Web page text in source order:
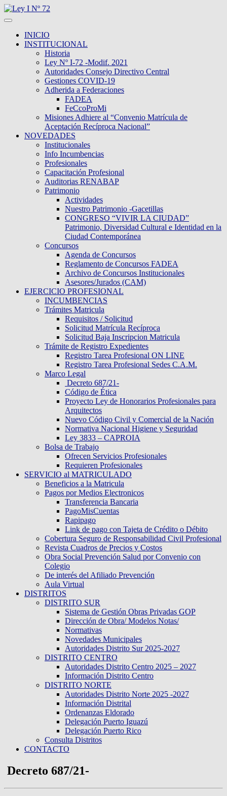
INICIO
INSTITUCIONAL
Historia
Ley Nº I-72 -Modif. 2021
Autoridades Consejo Directivo Central
Gestiones COVID-19
Adherida a Federaciones
FADEA
FeCcoProMi
Misiones Adhiere al “Convenio Matrícula de
Aceptación Recíproca Nacional”
NOVEDADES
Institucionales
Info Incumbencias
Profesionales
Capacitación Profesional
Auditorias RENABAP
Patrimonio
Actividades
Nuestro Patrimonio -Gacetillas
CONGRESO “VIVIR LA CIUDAD”
Patrimonio, Diversidad Cultural e Identidad en la
Ciudad Contemporánea
Concursos
Agenda de Concursos
Reglamento de Concursos FADEA
Archivo de Concursos Institucionales
Asesores/Jurados (CAM)
EJERCICIO PROFESIONAL
INCUMBENCIAS
Trámites Matricula
Requisitos / Solicitud
Solicitud Matrícula Recíproca
Solicitud Baja Inscripcion Matricula
Trámite de Registro Expedientes
Registro Tarea Profesional ON LINE
Registro Tarea Profesional Sedes C.A.M.
Marco Legal
Decreto 687/21-
Código de Ética
Proyecto Ley de Honorarios Profesionales para
Arquitectos
Nuevo Código Civil y Comercial de la Nación
Normativa Nacional Higiene y Seguridad
Ley 3833 – CAPROIA
Bolsa de Trabajo
Ofrecen Servicios Profesionales
Requieren Profesionales
SERVICIO al MATRICULADO
Beneficios a la Matricula
Pagos por Medios Electronicos
Transferencia Bancaria
PagoMisCuentas
Rapipago
Link de pago con Tajeta de Crédito o Débito
Cobertura Seguro de Responsabilidad Civil Profesional
Revista Cuadros de Precios y Costos
Obra Social Prevención Salud por Convenio con
Colegio
De interés del Afiliado Prevención
Aula Virtual
DISTRITOS
DISTRITO SUR
Sistema de Gestión Obras Privadas GOP
Dirección de Obra/ Modelos Notas/
Normativas
Novedades Municipales
Autoridades Distrito Sur 2025-2027
DISTRITO CENTRO
Autoridades Distrito Centro 2025 – 2027
Información Distrito Centro
DISTRITO NORTE
Autoridades Distrito Norte 2025 -2027
Información Distrital
Ordenanzas Eldorado
Delegación Puerto Iguazú
Delegación Puerto Rico
Consulta Distritos
CONTACTO
Decreto 687/21-